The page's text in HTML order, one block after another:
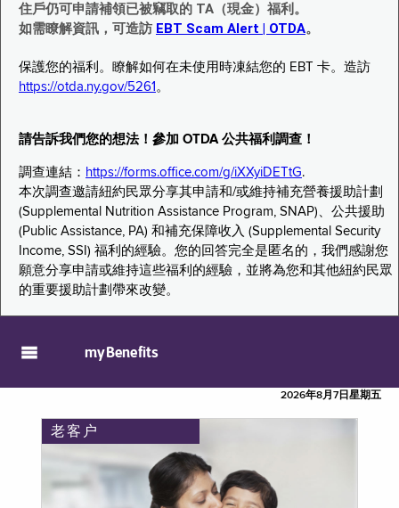
住戶仍可申請補領已被竊取的 TA（現金）福利。
如需瞭解資訊，可造訪 EBT Scam Alert | OTDA。
保護您的福利。瞭解如何在未使用時凍結您的 EBT 卡。造訪
https://otda.ny.gov/5261 。
請告訴我們您的想法！參加 OTDA 公共福利調查！
調查連結： https://forms.office.com/g/iXXyiDETtG.
本次調查邀請紐約民眾分享其申請和/或維持補充營養援助計劃
(Supplemental Nutrition Assistance Program, SNAP)、公共援助
(Public Assistance, PA) 和補充保障收入 (Supplemental Security
Income, SSI) 福利的經驗。您的回答完全是匿名的，我們感謝您
願意分享申請或維持這些福利的經驗，並將為您和其他紐約民眾
的重要援助計劃帶來改變。
myBenefits
2026年8月7日星期五
老客户